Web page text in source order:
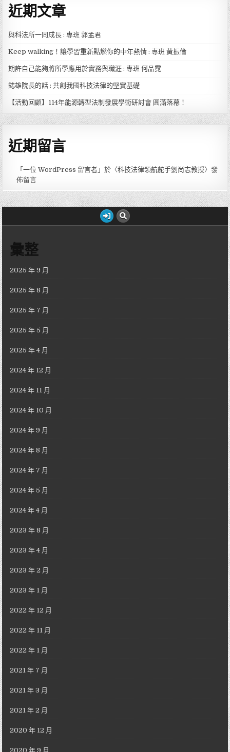
近期文章
與科法所一同成長 : 專班 郭孟君
Keep walking！讓學習重新點燃你的中年熱情 : 專班 黃振倫
期許自己能夠將所學應用於實務與職涯 : 專班 何品霓
鋕雄院長的話 : 共創我國科技法律的堅實基礎
【活動回顧】114年能源轉型法制發展學術研討會 圓滿落幕！
近期留言
「一位 WordPress 留言者 」於〈科技法律領航舵手劉尚志教授〉發
佈留言
彙整
2025 年 9 月
2025 年 8 月
2025 年 7 月
2025 年 5 月
2025 年 4 月
2024 年 12 月
2024 年 11 月
2024 年 10 月
2024 年 9 月
2024 年 8 月
2024 年 7 月
2024 年 5 月
2024 年 4 月
2023 年 8 月
2023 年 4 月
2023 年 2 月
2023 年 1 月
2022 年 12 月
2022 年 11 月
2022 年 1 月
2021 年 7 月
2021 年 3 月
2021 年 2 月
2020 年 12 月
2020 年 9 月